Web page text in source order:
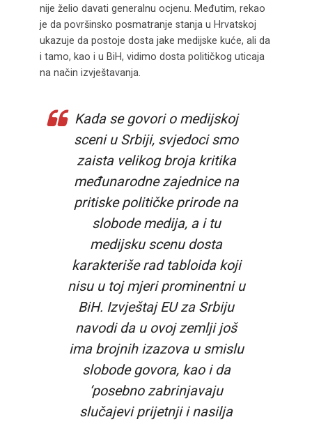
nije želio davati generalnu ocjenu. Međutim, rekao
je da površinsko posmatranje stanja u Hrvatskoj
ukazuje da postoje dosta jake medijske kuće, ali da
i tamo, kao i u BiH, vidimo dosta političkog uticaja
na način izvještavanja.
Kada se govori o medijskoj
sceni u Srbiji, svjedoci smo
zaista velikog broja kritika
međunarodne zajednice na
pritiske političke prirode na
slobode medija, a i tu
medijsku scenu dosta
karakteriše rad tabloida koji
nisu u toj mjeri prominentni u
BiH. Izvještaj EU za Srbiju
navodi da u ovoj zemlji još
ima brojnih izazova u smislu
slobode govora, kao i da
‘posebno zabrinjavaju
slučajevi prijetnji i nasilja